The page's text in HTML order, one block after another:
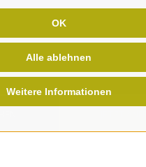
OK
Alle ablehnen
Weitere Informationen